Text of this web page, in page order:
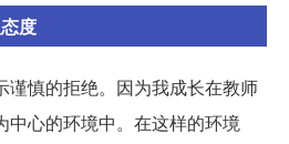
度
谨慎的拒绝。因为我成长在教师
中心的环境中。在这样的环境